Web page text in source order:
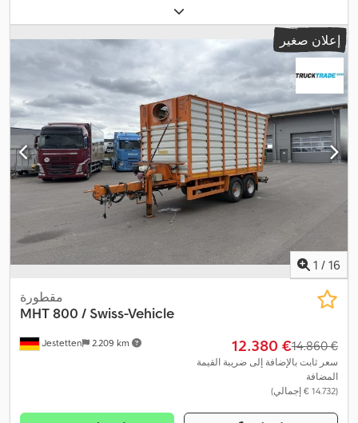
, تعليق:
مقاس الإطار الأمامي:385 / 55 R 22.5 / 14mm , الوزن التشغيلي:
18.000 كجم, إعلان صغير
1 / 16
Jestetten 2.209 km
مقطورة
MHT 800 / Swiss-Vehicle
‏12.380 € ‏14.860 €
سعر ثابت بالإضافة إلى ضريبة القيمة
المضافة
(‏14.732 € إجمالي)